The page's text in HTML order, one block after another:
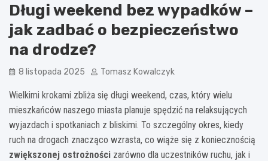
Długi weekend bez wypadków –
jak zadbać o bezpieczeństwo
na drodze?
8 listopada 2025 Tomasz Kowalczyk
Wielkimi krokami zbliża się długi weekend, czas, który wielu
mieszkańców naszego miasta planuje spędzić na relaksujących
wyjazdach i spotkaniach z bliskimi. To szczególny okres, kiedy
ruch na drogach znacząco wzrasta, co wiąże się z koniecznością
zwiększonej ostrożności zarówno dla uczestników ruchu, jak i